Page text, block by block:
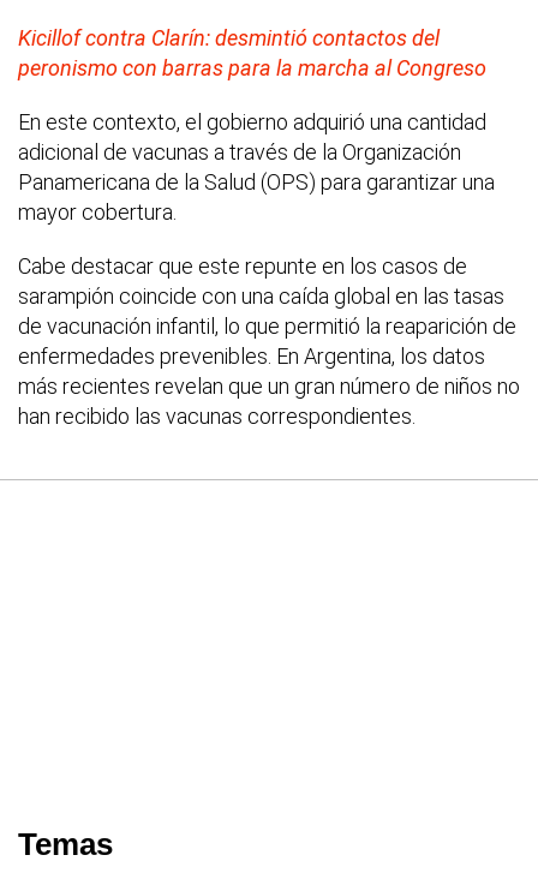
Kicillof contra Clarín: desmintió contactos del
peronismo con barras para la marcha al Congreso
En este contexto, el gobierno adquirió una cantidad
adicional de vacunas a través de la Organización
Panamericana de la Salud (OPS) para garantizar una
mayor cobertura.
Cabe destacar que este repunte en los casos de
sarampión coincide con una caída global en las tasas
de vacunación infantil, lo que permitió la reaparición de
enfermedades prevenibles. En Argentina, los datos
más recientes revelan que un gran número de niños no
han recibido las vacunas correspondientes.
Temas